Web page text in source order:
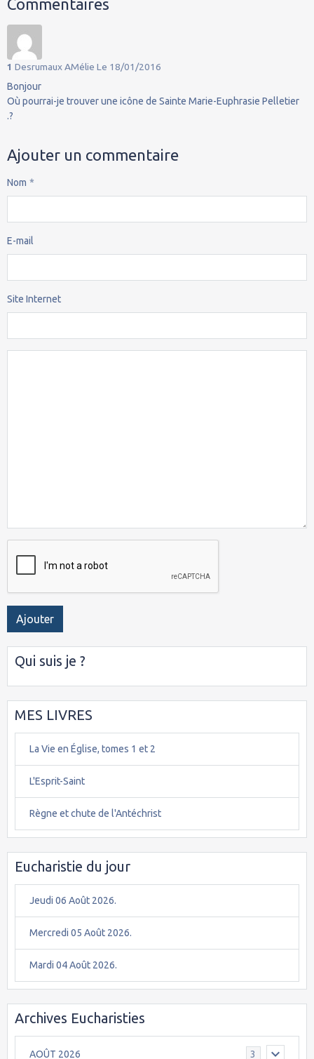
Commentaires
1 Desrumaux AMélie Le 18/01/2016
Bonjour
Où pourrai-je trouver une icône de Sainte Marie-Euphrasie Pelletier
.?
Ajouter un commentaire
Nom
E-mail
Site Internet
Ajouter
Qui suis je ?
MES LIVRES
La Vie en Église, tomes 1 et 2
L'Esprit-Saint
Règne et chute de l'Antéchrist
Eucharistie du jour
Jeudi 06 Août 2026.
Mercredi 05 Août 2026.
Mardi 04 Août 2026.
Archives Eucharisties
AOÛT 2026 3